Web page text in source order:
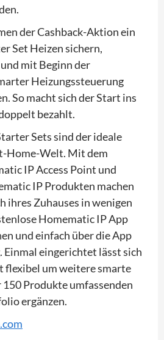
der Cashback-Aktion ein
Set Heizen sichern,
mit Beginn der
Heizungssteuerung
So macht sich der Start ins
bezahlt.
Sets sind der ideale
Home-Welt. Mit dem
IP Access Point und
IP Produkten machen
ihres Zuhauses in wenigen
Homematic IP App
und einfach über die App
eingerichtet lässt sich
flexibel um weitere smarte
Produkte umfassenden
ergänzen.